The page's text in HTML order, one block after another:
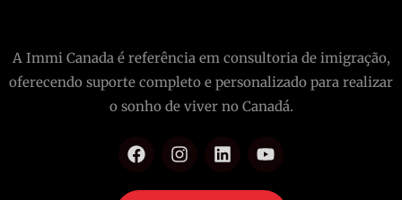
A Immi Canada é referência em consultoria de imigração,
oferecendo suporte completo e personalizado para realizar
o sonho de viver no Canadá.